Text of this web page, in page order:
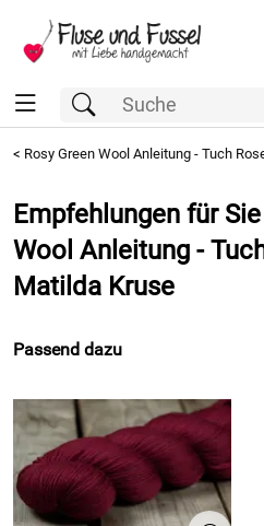
< Rosy Green Wool Anleitung - Tuch
Empfehlungen für
Wool Anleitung -
Matilda Kruse
Passend dazu